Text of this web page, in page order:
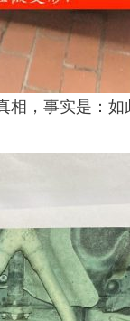
，事实是：